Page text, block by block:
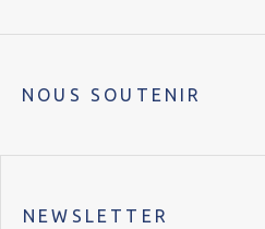
NOUS SOUTENIR
NEWSLETTER